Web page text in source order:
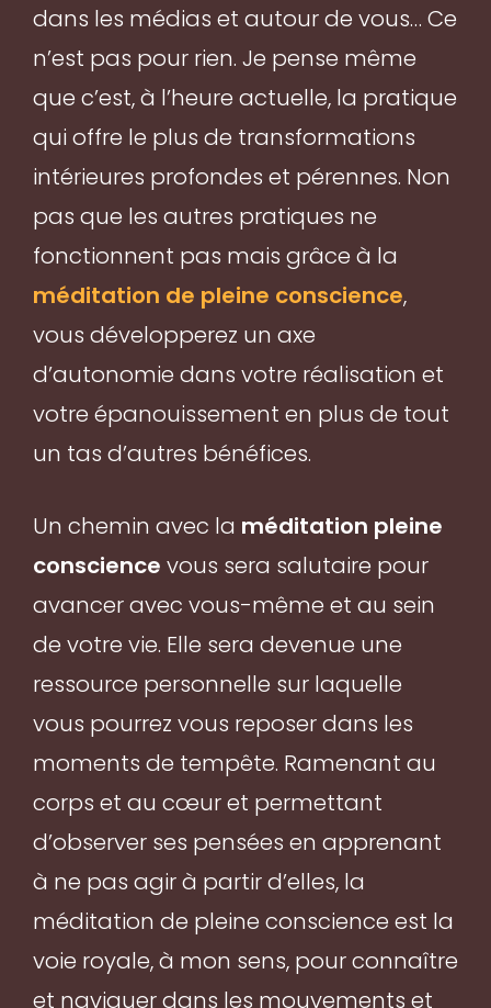
dans les médias et autour de vous… Ce
n’est pas pour rien. Je pense même
que c’est, à l’heure actuelle, la pratique
qui offre le plus de transformations
intérieures profondes et pérennes. Non
pas que les autres pratiques ne
fonctionnent pas mais grâce à la
méditation de pleine conscience,
vous développerez un axe
d’autonomie dans votre réalisation et
votre épanouissement en plus de tout
un tas d’autres bénéfices.
Un chemin avec la méditation pleine
conscience vous sera salutaire pour
avancer avec vous-même et au sein
de votre vie. Elle sera devenue une
ressource personnelle sur laquelle
vous pourrez vous reposer dans les
moments de tempête. Ramenant au
corps et au cœur et permettant
d’observer ses pensées en apprenant
à ne pas agir à partir d’elles, la
méditation de pleine conscience est la
voie royale, à mon sens, pour connaître
et naviguer dans les mouvements et